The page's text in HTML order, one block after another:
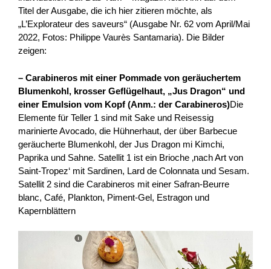
Titel der Ausgabe, die ich hier zitieren möchte, als
„L’Explorateur des saveurs“ (Ausgabe Nr. 62 vom April/Mai
2022, Fotos: Philippe Vaurès Santamaria). Die Bilder
zeigen:
– Carabineros mit einer Pommade von geräuchertem
Blumenkohl, krosser Geflügelhaut, „Jus Dragon“ und
einer Emulsion vom Kopf (Anm.: der Carabineros)Die
Elemente für Teller 1 sind mit Sake und Reisessig
marinierte Avocado, die Hühnerhaut, der über Barbecue
geräucherte Blumenkohl, der Jus Dragon mi Kimchi,
Paprika und Sahne. Satellit 1 ist ein Brioche ‚nach Art von
Saint-Tropez‘ mit Sardinen, Lard de Colonnata und Sesam.
Satellit 2 sind die Carabineros mit einer Safran-Beurre
blanc, Café, Plankton, Piment-Gel, Estragon und
Kapernblättern